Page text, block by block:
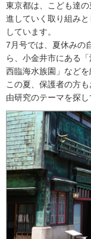
東京都は、こども達
進していく取り組み
しています。
7月号では、夏休みの
ら、小金井市にある
西臨海水族園」などを
この夏、保護者の方
由研究のテーマを探し